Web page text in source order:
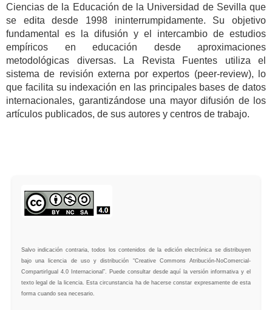
Ciencias de la Educación de la Universidad de Sevilla que
se edita desde 1998 ininterrumpidamente. Su objetivo
fundamental es la difusión y el intercambio de estudios
empíricos en educación desde aproximaciones
metodológicas diversas. La Revista Fuentes utiliza el
sistema de revisión externa por expertos (peer-review), lo
que facilita su indexación en las principales bases de datos
internacionales, garantizándose una mayor difusión de los
artículos publicados, de sus autores y centros de trabajo.
Salvo indicación contraria, todos los contenidos de la edición electrónica se distribuyen
bajo una licencia de uso y distribución “Creative Commons Atribución-NoComercial-
CompartirIgual 4.0 Internacional”. Puede consultar desde aquí la versión informativa y el
texto legal de la licencia. Esta circunstancia ha de hacerse constar expresamente de esta
forma cuando sea necesario.